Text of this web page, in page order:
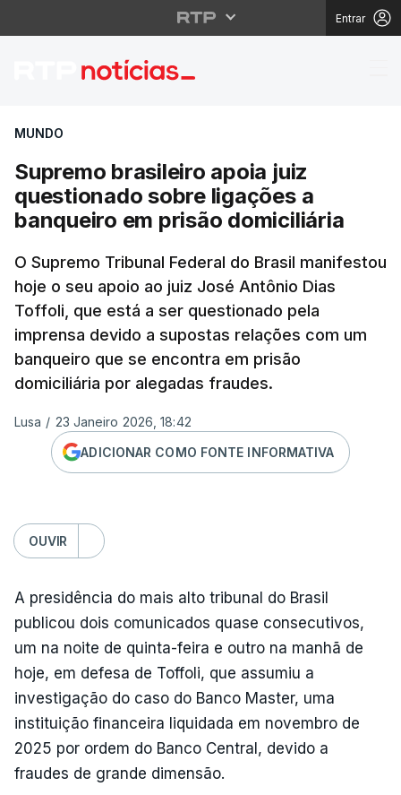
Entrar
Supremo brasileiro
MUNDO
Supremo brasileiro apoia juiz
questionado sobre ligações a
banqueiro em prisão domiciliária
O Supremo Tribunal Federal do Brasil manifestou
hoje o seu apoio ao juiz José Antônio Dias
Toffoli, que está a ser questionado pela
imprensa devido a supostas relações com um
banqueiro que se encontra em prisão
domiciliária por alegadas fraudes.
Lusa / 23 Janeiro 2026, 18:42
ADICIONAR COMO FONTE INFORMATIVA
OUVIR
A presidência do mais alto tribunal do Brasil
publicou dois comunicados quase consecutivos,
um na noite de quinta-feira e outro na manhã de
hoje, em defesa de Toffoli, que assumiu a
investigação do caso do Banco Master, uma
instituição financeira liquidada em novembro de
2025 por ordem do Banco Central, devido a
fraudes de grande dimensão.